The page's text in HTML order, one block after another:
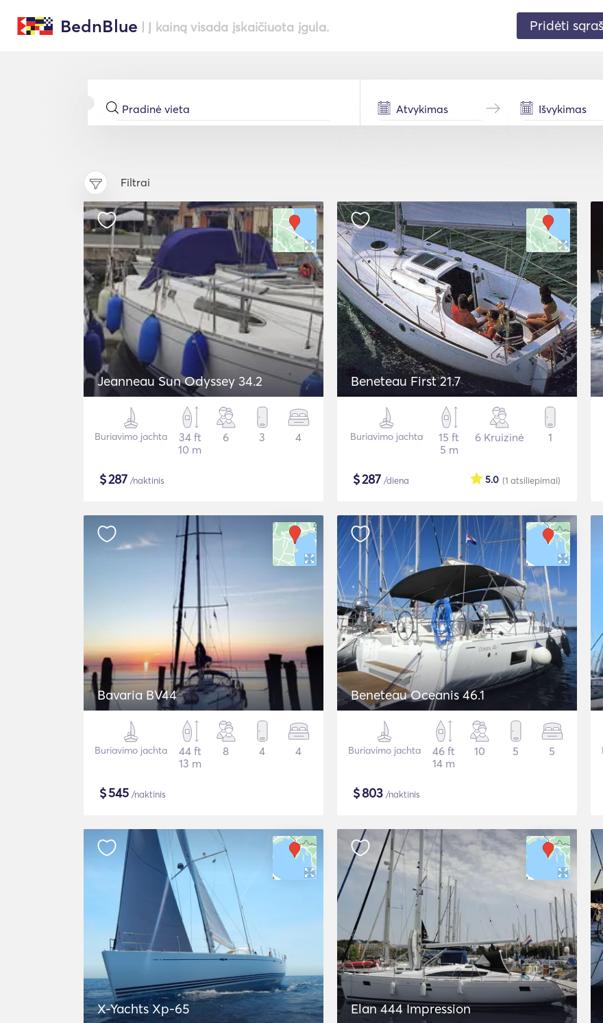
BednBlue | Į kainą visada įskaičiuota įgula. Pridėti
Filtrai
Jeanneau Sun Odyssey 34.2
Buriavimo jachta
34 ft
10 m
6 3 4
$287 /naktinis
Beneteau First 21.7
Buriavimo jachta
15 ft
5 m
6 Kruizinė 1
$287 /diena (1 atsiliepimai)
5.0
Bavaria BV44
Buriavimo jachta
44 ft
13 m
8 4 4
$545 /naktinis
Beneteau Oceanis 46.1
Buriavimo jachta
46 ft
14 m
10 5 5
$803 /naktinis
X-Yachts Xp-65 Elan 444 Impression